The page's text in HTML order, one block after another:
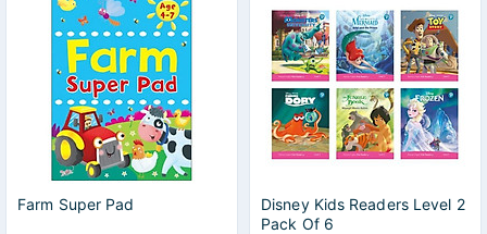
Farm Super Pad
Disney Kids Readers Level 2
Pack Of 6